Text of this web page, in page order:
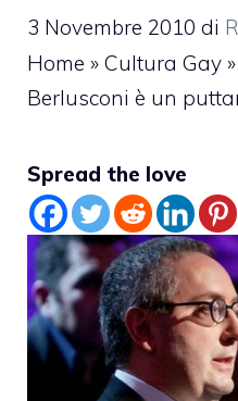
3 Novembre 2010 di
Home » Cultura Gay »
Berlusconi è un
Spread the love